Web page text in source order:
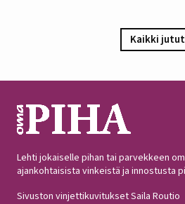
vastaa Puutarha-lehden vuosien
iloitsee tutkija Maarit Heinonen
Kaikki jutut
Lehti jokaiselle pihan tai parvekkeen
ajankohtaisista vinkeistä ja innostusta
Sivuston vinjettikuvitukset Saila Routio